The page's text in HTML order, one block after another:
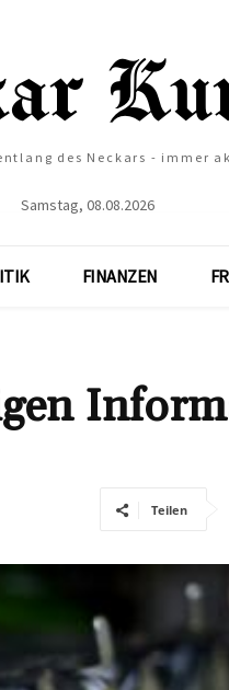
des Neckars - immer
Samstag, 08.08.2026
FINANZEN
Teilen